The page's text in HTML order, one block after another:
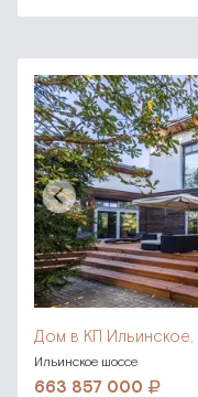
Дом в КП Ильинское,
Ильинское шоссе
663 857 000